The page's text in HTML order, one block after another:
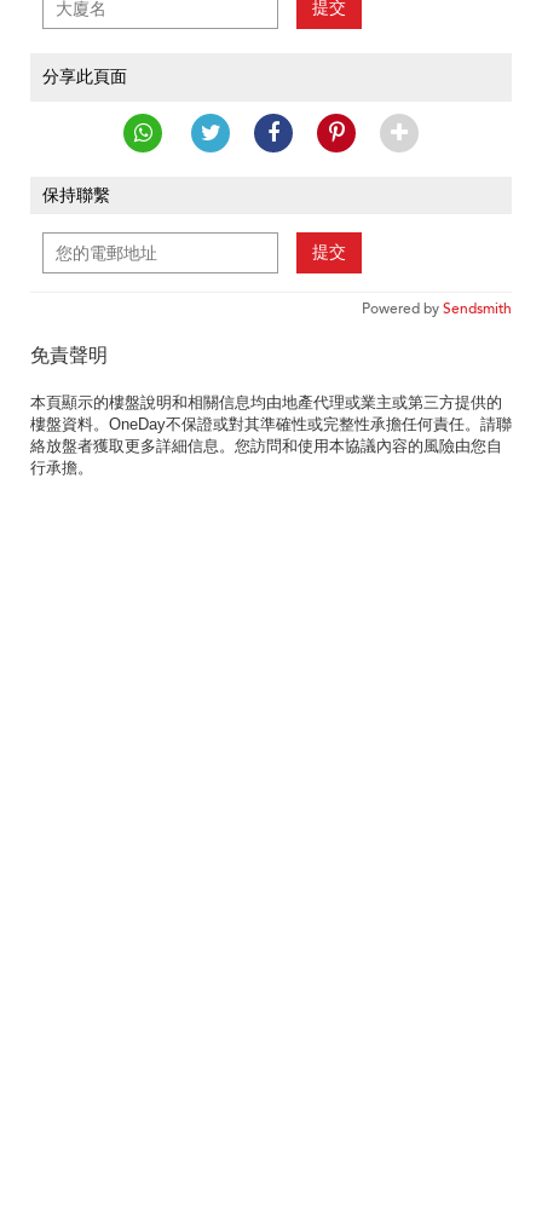
提交
分享此頁面
保持聯繫
提交
Powered bySendsmith
免責聲明
本頁顯示的樓盤說明和相關信息均由地產代理或業主或第三方提供的
樓盤資料。OneDay不保證或對其準確性或完整性承擔任何責任。請聯
絡放盤者獲取更多詳細信息。您訪問和使用本協議內容的風險由您自
行承擔。